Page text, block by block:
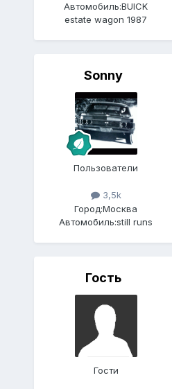
Автомобиль:BUICK
estate wagon 1987
Sonny
Пользователи
3,5k
Город:Москва
Автомобиль:still runs
Гость
Гости